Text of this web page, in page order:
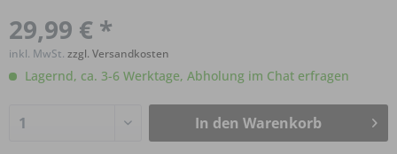
29,99 € *
inkl. MwSt. zzgl. Versandkosten
Lagernd, ca. 3-6 Werktage, Abholung im Chat erfragen
In den Warenkorb